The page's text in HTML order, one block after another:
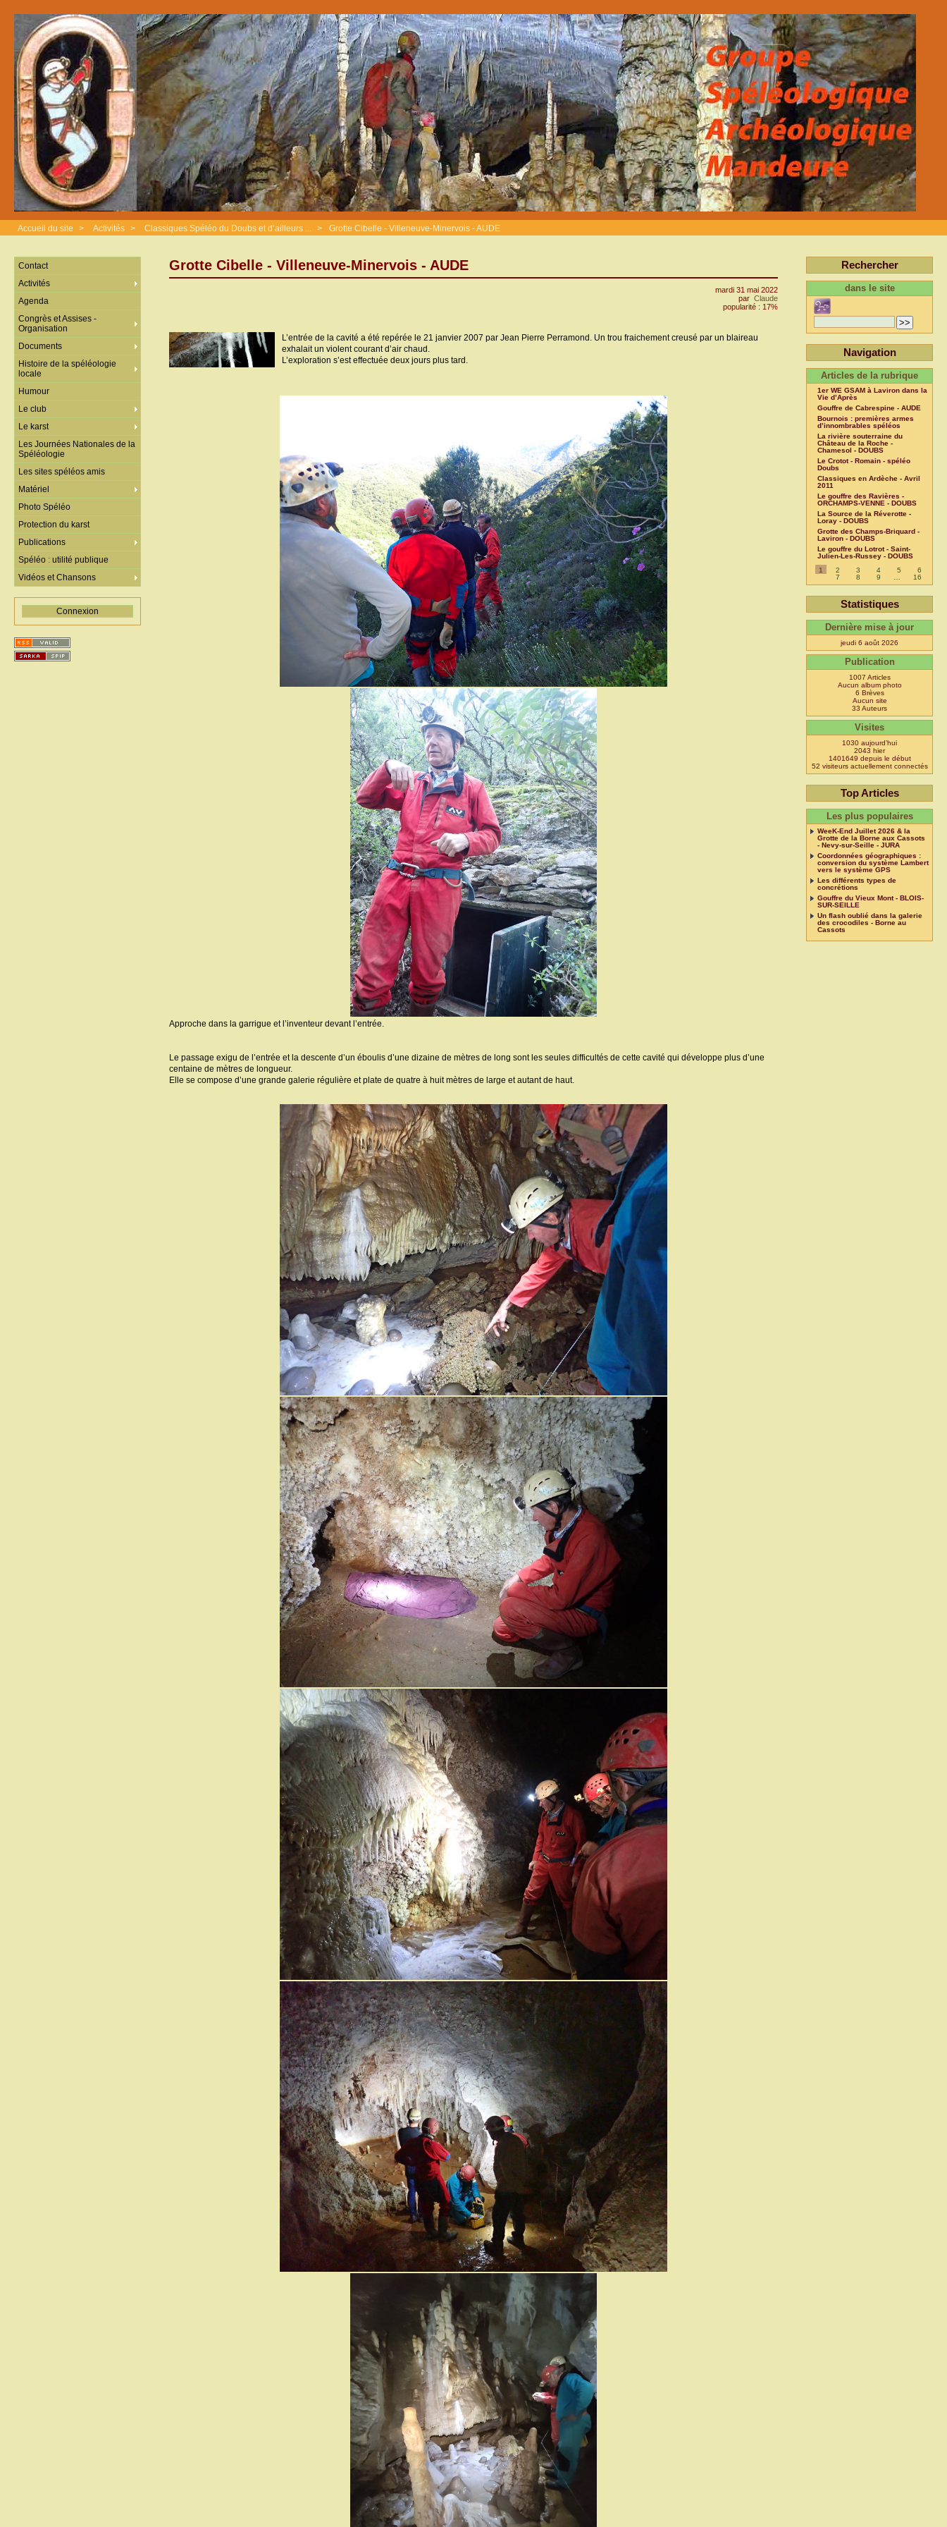
Accueil du site > Activités > Classiques Spéléo du Doubs et d’ailleurs ... > Grotte Cibelle - Villeneuve-Minervois - AUDE
Grotte Cibelle - Villeneuve-Minervois - AUDE
mardi 31 mai 2022
par Claude
popularité : 17%
L’entrée de la cavité a été repérée le 21 janvier 2007 par Jean Pierre Perramond. Un trou fraichement creusé par un blaireau
exhalait un violent courant d’air chaud.
L’exploration s’est effectuée deux jours plus tard.
Approche dans la garrigue et l’inventeur devant l’entrée.
Le passage exigu de l’entrée et la descente d’un éboulis d’une dizaine de mètres de long sont les seules difficultés de cette cavité qui développe plus d’une
centaine de mètres de longueur.
Elle se compose d’une grande galerie régulière et plate de quatre à huit mètres de large et autant de haut.
Contact
Activités
Agenda
Congrès et Assises -
Organisation
Documents
Histoire de la spéléologie
locale
Humour
Le club
Le karst
Les Journées Nationales de la
Spéléologie
Les sites spéléos amis
Matériel
Photo Spéléo
Protection du karst
Publications
Spéléo : utilité publique
Vidéos et Chansons
Connexion
Rechercher
dans le site
Navigation
Articles de la rubrique
1er WE GSAM à Laviron dans la
Vie d’Après
Gouffre de Cabrespine - AUDE
Bournois : premières armes
d’innombrables spéléos
La rivière souterraine du
Château de la Roche -
Chamesol - DOUBS
Le Crotot - Romain - spéléo
Doubs
Classiques en Ardèche - Avril
2011
Le gouffre des Ravières -
ORCHAMPS-VENNE - DOUBS
La Source de la Réverotte -
Loray - DOUBS
Grotte des Champs-Briquard -
Laviron - DOUBS
Le gouffre du Lotrot - Saint-
Julien-Les-Russey - DOUBS
1
2 3 4 5
6
7
8 9 16
Statistiques
Dernière mise à jour
jeudi 6 août 2026
Publication
1007 Articles
Aucun album photo
6 Brèves
Aucun site
33 Auteurs
Visites
1030 aujourd’hui
2043 hier
1401649 depuis le début
52 visiteurs actuellement connectés
Top Articles
Les plus populaires
WeeK-End Juillet 2026 & la
Grotte de la Borne aux Cassots
- Nevy-sur-Seille - JURA
Coordonnées géographiques :
conversion du système Lambert
vers le système GPS
Les différents types de
concrétions
Gouffre du Vieux Mont - BLOIS-
SUR-SEILLE
Un flash oublié dans la galerie
des crocodiles - Borne au
Cassots